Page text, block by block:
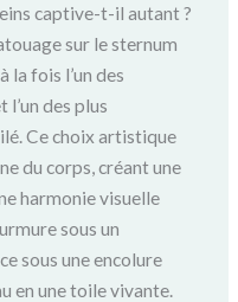
captive-t-il autant ?
sur le sternum
la fois l’un des
des plus
Ce choix artistique
du corps, créant une
harmonie visuelle
sous un
sous une encolure
en une toile vivante.